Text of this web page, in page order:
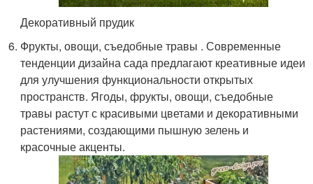
Декоративный прудик
Фрукты, овощи, съедобные травы . Современные
тенденции дизайна сада предлагают креативные идеи
для улучшения функциональности открытых
пространств. Ягоды, фрукты, овощи, съедобные
травы растут с красивыми цветами и декоративными
растениями, создающими пышную зелень и
красочные акценты.